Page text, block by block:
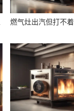
燃气灶出汽但打不